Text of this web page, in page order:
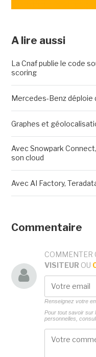
A lire aussi
La Cnaf publie le code
scoring
Mercedes-Benz déploie
Graphes et
Avec Snowpark
son cloud
Avec AI Factory,
Commentaire
COMMENTER
VISITEUR OU
Renseignez votre
Pour tout savoir sur
personnelles,